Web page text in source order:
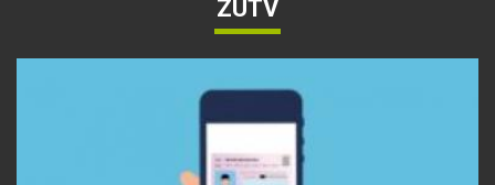
ZUTV